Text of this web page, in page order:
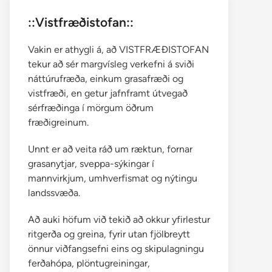
::Vistfræðistofan::
Vakin er athygli á, að VISTFRÆÐISTOFAN
tekur að sér margvísleg verkefni á sviði
náttúrufræða, einkum grasafræði og
vistfræði, en getur jafnframt útvegað
sérfræðinga í mörgum öðrum
fræðigreinum.
Unnt er að veita ráð um ræktun, fornar
grasanytjar, sveppa-sýkingar í
mannvirkjum, umhverfismat og nýtingu
landssvæða.
Að auki höfum við tekið að okkur yfirlestur
ritgerða og greina, fyrir utan fjölbreytt
önnur viðfangsefni eins og skipulagningu
ferðahópa, plöntugreiningar,